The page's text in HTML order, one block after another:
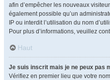
afin d’empêcher les nouveaux
également possible qu’un
IP ou interdit l’utilisation du nom
Pour plus d’informations, veuillez
Haut
Je suis inscrit mais je ne peux pas
Vérifiez en premier lieu que votre